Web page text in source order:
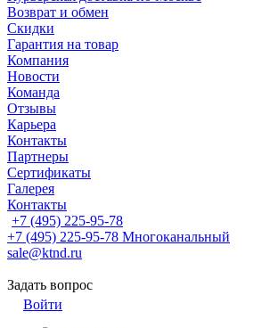
Возврат и обмен
Скидки
Гарантия на товар
Компания
Новости
Команда
Отзывы
Карьера
Контакты
Партнеры
Сертификаты
Галерея
Контакты
+7 (495) 225-95-78
+7 (495) 225-95-78 Многоканальный
sale@ktnd.ru
Задать вопрос
Войти